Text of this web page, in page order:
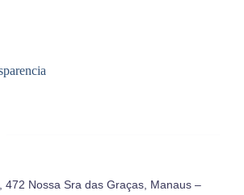
472 Nossa Sra das Graças, Manaus –